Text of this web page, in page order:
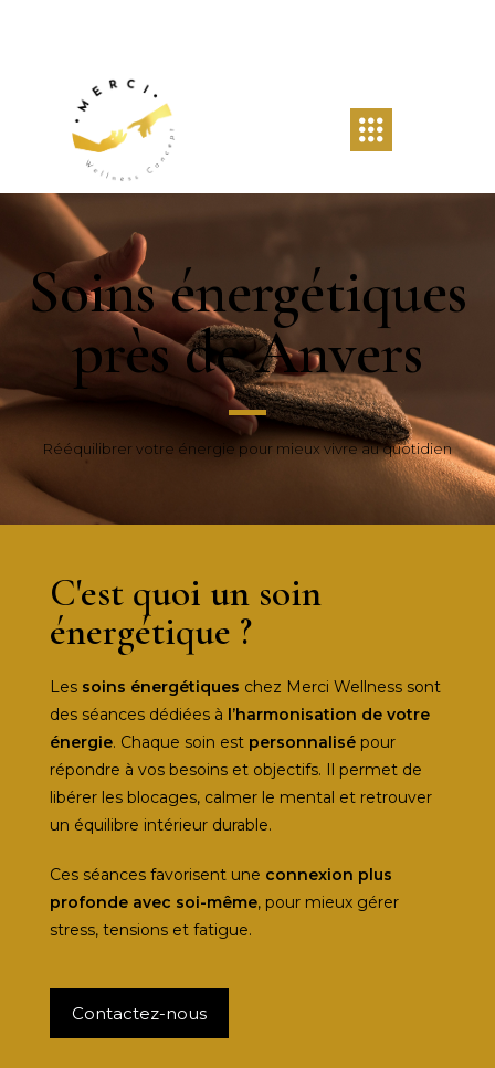
Soins énergétiques
près de Anvers
Rééquilibrer votre énergie pour mieux vivre au quotidien
C'est quoi un soin
énergétique ?
Les soins énergétiques chez Merci Wellness sont
des séances dédiées à l’harmonisation de votre
énergie. Chaque soin est personnalisépour
répondre à vos besoins et objectifs. Il permet de
libérer les blocages, calmer le mental et retrouver
un équilibre intérieur durable.
Ces séances favorisent une connexion plus
profonde avec soi-même, pour mieux gérer
stress, tensions et fatigue.
Contactez-nous